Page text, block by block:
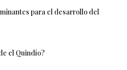
para el desarrollo del
el Quindío?